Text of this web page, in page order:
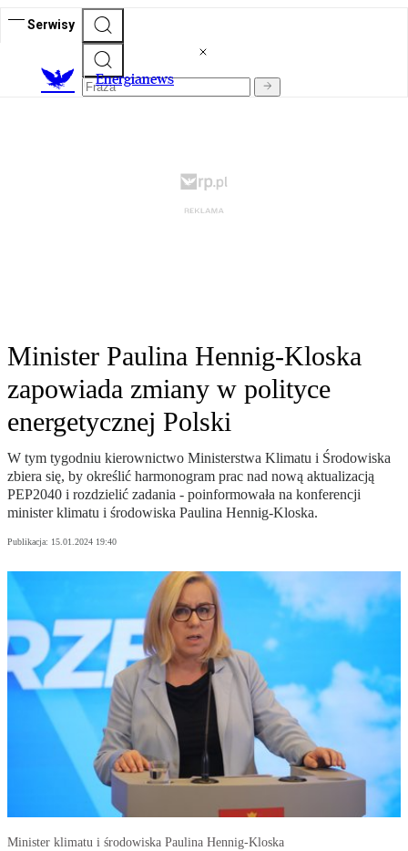
Serwisy
Energianews
Minister Paulina Hennig-Kloska
zapowiada zmiany w polityce
energetycznej Polski
W tym tygodniu kierownictwo Ministerstwa Klimatu i Środowiska
zbiera się, by określić harmonogram prac nad nową aktualizacją
PEP2040 i rozdzielić zadania - poinformowała na konferencji
minister klimatu i środowiska Paulina Hennig-Kloska.
Publikacja: 15.01.2024 19:40
Minister klimatu i środowiska Paulina Hennig-Kloska